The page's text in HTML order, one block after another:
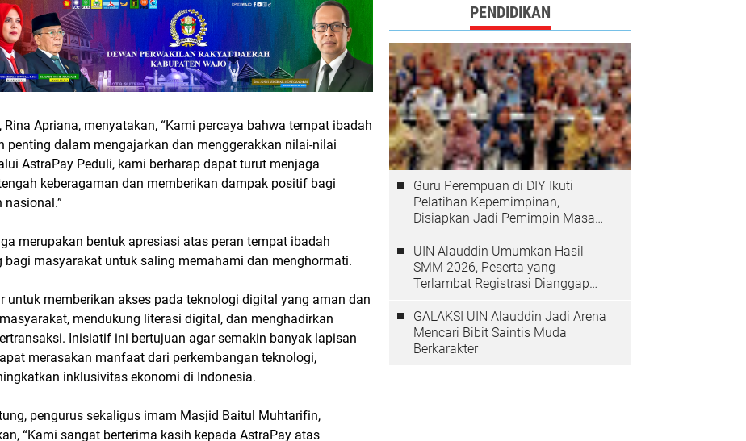
Rina Apriana, menyatakan, “Kami percaya bahwa tempat ibadah
penting dalam mengajarkan dan menggerakkan nilai-nilai
AstraPay Peduli, kami berharap dapat turut menjaga
keberagaman dan memberikan dampak positif bagi
nasional.”
merupakan bentuk apresiasi atas peran tempat ibadah
bagi masyarakat untuk saling memahami dan menghormati.
untuk memberikan akses pada teknologi digital yang aman dan
mendukung literasi digital, dan menghadirkan
Inisiatif ini bertujuan agar semakin banyak lapisan
merasakan manfaat dari perkembangan teknologi,
inklusivitas ekonomi di Indonesia.
pengurus sekaligus imam Masjid Baitul Muhtarifin,
“Kami sangat berterima kasih kepada AstraPay atas
PENDIDIKAN
Guru Perempuan di DIY Ikuti
Pelatihan Kepemimpinan,
Disiapkan Jadi Pemimpin Masa
UIN Alauddin Umumkan Hasil
SMM 2026, Peserta yang
Terlambat Registrasi Dianggap
GALAKSI UIN Alauddin Jadi Arena
Mencari Bibit Saintis Muda
Berkarakter